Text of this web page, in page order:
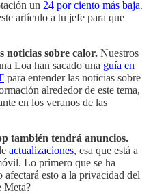
un 24 por ciento más baja.
artículo a tu jefe para que
noticias sobre calor. Nuestros
Loa han sacado una guía en
para entender las noticias sobre
alrededor de este tema,
en los veranos de las
también tendrá anuncios.
actualizaciones, esa que está a
Lo primero que se ha
afectará esto a la privacidad del
Meta?